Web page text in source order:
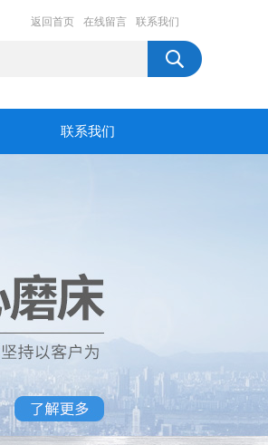
返回首页 在线留言 联系我们
联系我们